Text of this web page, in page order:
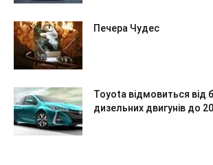
Печера Чудес
Toyota відмовиться від
дизельних двигунів до